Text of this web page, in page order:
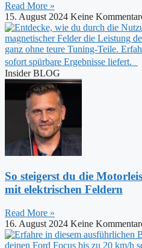
Read More »
15. August 2024 Keine
Insider BLOG
So steigerst du die
mit elektrischen Feldern
Read More »
16. August 2024 Keine